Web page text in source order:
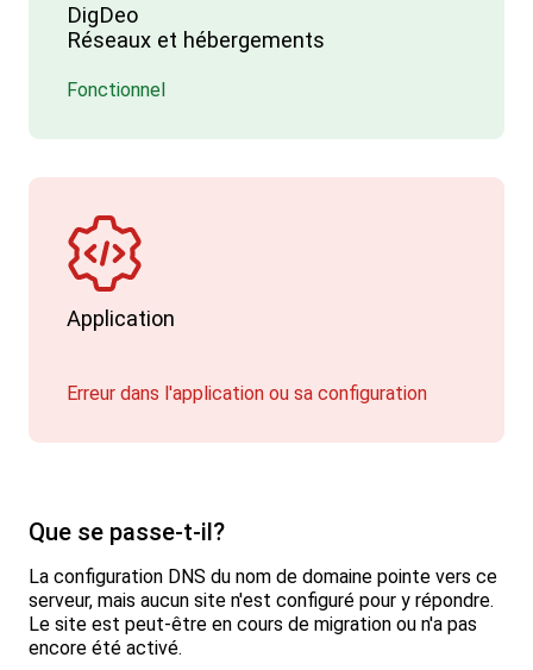
DigDeo
Réseaux et hébergements
Fonctionnel
Application
Erreur dans l'application ou sa configuration
Que se passe-t-il?
La configuration DNS du nom de domaine pointe vers ce
serveur, mais aucun site n'est configuré pour y répondre.
Le site est peut-être en cours de migration ou n'a pas
encore été activé.